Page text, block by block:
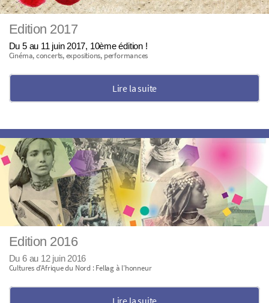
Edition 2017
Du 5 au 11 juin 2017, 10ème édition !
Cinéma, concerts, expositions, performances
Lire la suite
Edition 2016
Du 6 au 12 juin 2016
Cultures d’Afrique du Nord : Fellag à l’honneur
Lire la suite